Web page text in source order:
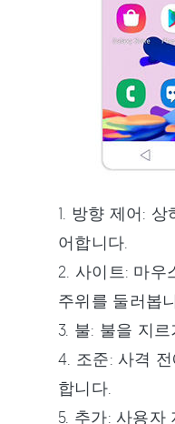
1. 방향 제어:
어합니다.
2. 사이트: 마우
주위를 둘러봅
3. 불: 불을 지
4. 조준: 사격
합니다.
5. 추가: 사용자